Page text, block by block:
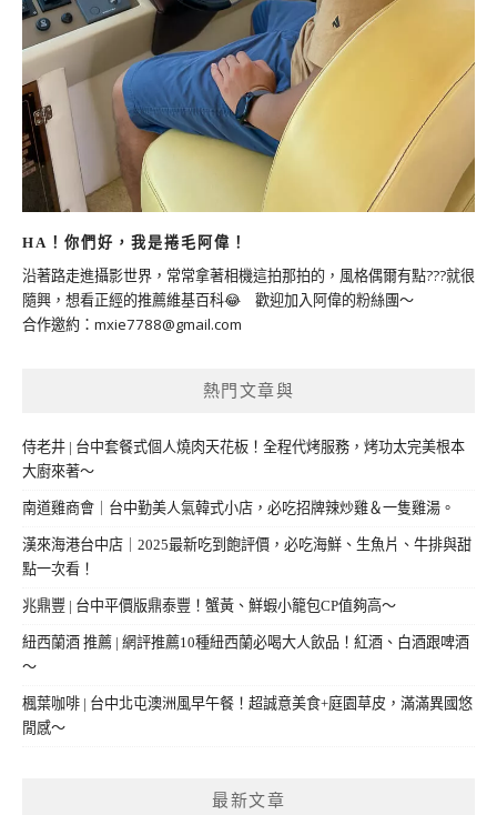
HA！你們好，我是捲毛阿偉！
沿著路走進攝影世界，常常拿著相機這拍那拍的，風格偶爾有點???就很
隨興，想看正經的推薦維基百科😂 歡迎加入阿偉的粉絲團～
合作邀約： mxie7788@gmail.com
熱門文章與
侍老井 | 台中套餐式個人燒肉天花板！全程代烤服務，烤功太完美根本
大廚來著～
南道雞商會｜台中勤美人氣韓式小店，必吃招牌辣炒雞＆一隻雞湯。
漢來海港台中店｜2025最新吃到飽評價，必吃海鮮、生魚片、牛排與甜
點一次看！
兆鼎豐 | 台中平價版鼎泰豐！蟹黃、鮮蝦小籠包CP值夠高～
紐西蘭酒 推薦 | 網評推薦10種紐西蘭必喝大人飲品！紅酒、白酒跟啤酒
～
楓葉咖啡 | 台中北屯澳洲風早午餐！超誠意美食+庭園草皮，滿滿異國悠
閒感～
最新文章